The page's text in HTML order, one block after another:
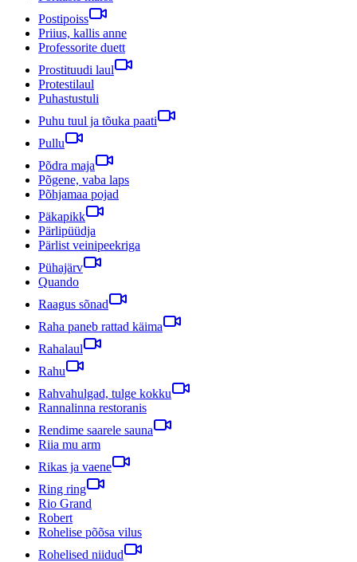
Postipoiss
Priius, kallis anne
Professorite duett
Prostituudi laul
Protestilaul
Puhastustuli
Puhu tuul ja tõuka paati
Pullu
Põdra maja
Põgene, vaba laps
Põhjamaa pojad
Päkapikk
Pärlipüüdja
Pärlist veinipeekriga
Pühajärv
Quando
Raagus sõnad
Raha paneb rattad käima
Rahalaul
Rahu
Rahvahulgad, tulge kokku
Rannalinna restoranis
Rendime saarele sauna
Riia mu arm
Rikas ja vaene
Ring ring
Rio Grand
Robert
Rohelise põõsa vilus
Rohelised niidud